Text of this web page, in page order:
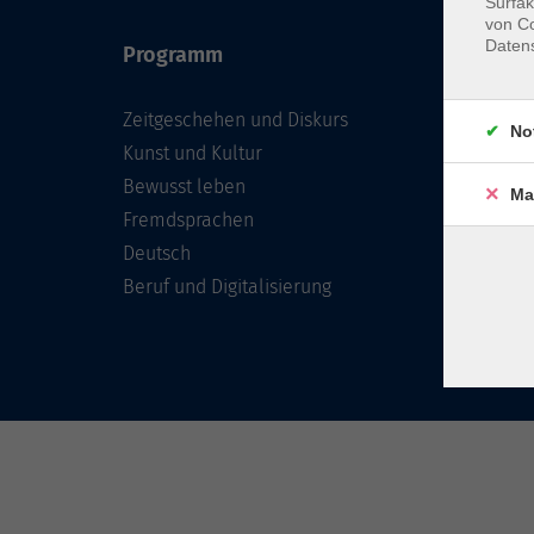
Programm
Zeitgeschehen und Diskurs
Kunst und Kultur
Bewusst leben
Fremdsprachen
Deutsch
Beruf und Digitalisierung
von